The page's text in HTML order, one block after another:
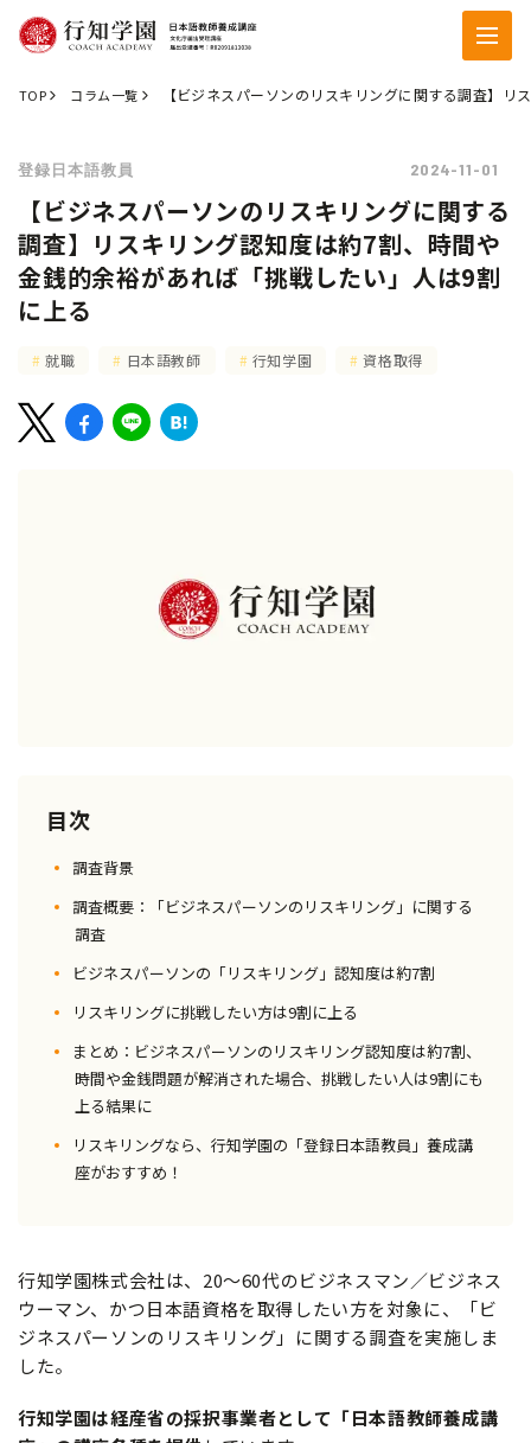
TOP コラム一覧 【ビジネスパーソンのリスキリングに関する調査】
登録日本語教員 2024-11-01
【ビジネスパーソンのリスキリングに関する
調査】リスキリング認知度は約7割、時間や
金銭的余裕があれば「挑戦したい」人は9割
に上る
就職 日本語教師 行知学園 資格取得
目次
調査背景
調査概要：「ビジネスパーソンのリスキリング」に関する
調査
ビジネスパーソンの「リスキリング」認知度は約7割
リスキリングに挑戦したい方は9割に上る
まとめ：ビジネスパーソンのリスキリング認知度は約7割、
時間や金銭問題が解消された場合、挑戦したい人は9割にも
上る結果に
リスキリングなら、行知学園の「登録日本語教員」養成講
座がおすすめ！
行知学園株式会社は、20～60代のビジネスマン／ビジネス
ウーマン、かつ日本語資格を取得したい方を対象に、「ビ
ジネスパーソンのリスキリング」に関する調査を実施しま
した。
行知学園は経産省の採択事業者として「日本語教師養成講